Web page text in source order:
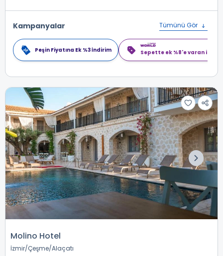
Kampanyalar Tümünü Gör
Peşin Fiyatına Ek %3 İndirim Sepette ek %8'e varan
Molino Hotel
İzmir Çeşme Alaçatı